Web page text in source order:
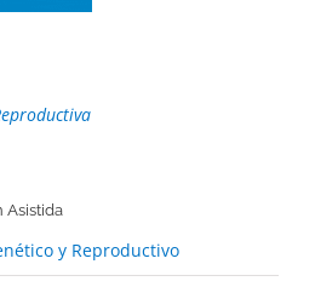
Asistida
y Reproductivo